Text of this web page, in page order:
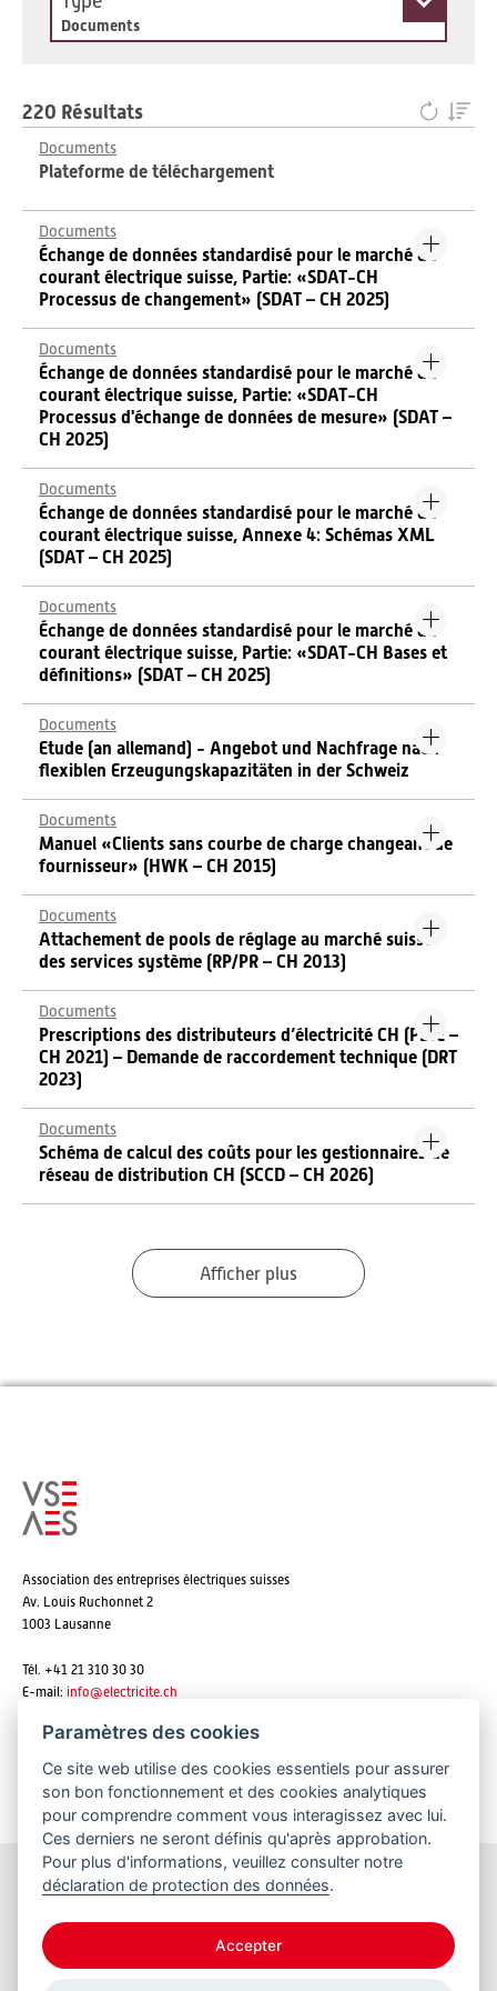
Documents
220 Résultats
Documents
Plateforme de téléchargement
Documents
Échange de données standardisé pour le marché du
courant électrique suisse, Partie: «SDAT-CH
Processus de changement» (SDAT – CH 2025)
Documents
Échange de données standardisé pour le marché du
courant électrique suisse, Partie: «SDAT-CH
Processus d'échange de données de mesure» (SDAT –
CH 2025)
Documents
Échange de données standardisé pour le marché du
courant électrique suisse, Annexe 4: Schémas XML
(SDAT – CH 2025)
Documents
Échange de données standardisé pour le marché du
courant électrique suisse, Partie: «SDAT-CH Bases et
définitions» (SDAT – CH 2025)
Documents
Etude (an allemand) - Angebot und Nachfrage nach
flexiblen Erzeugungskapazitäten in der Schweiz
Documents
Manuel «Clients sans courbe de charge changeant de
fournisseur» (HWK – CH 2015)
Documents
Attachement de pools de réglage au marché suisse
des services système (RP/PR – CH 2013)
Documents
Prescriptions des distributeurs d’électricité CH (PDIE –
CH 2021) – Demande de raccordement technique (DRT
2023)
Documents
Schéma de calcul des coûts pour les gestionnaires de
réseau de distribution CH (SCCD – CH 2026)
Afficher plus
Association des entreprises électriques suisses
Av. Louis Ruchonnet 2
1003 Lausanne
Tél. +41 21 310 30 30
E-mail: info@electricite.ch
S'abonner aux newsletters
Restez informés
Paramètres des cookies
Ce site web utilise des cookies essentiels pour assurer
son bon fonctionnement et des cookies analytiques
pour comprendre comment vous interagissez avec lui.
Ces derniers ne seront définis qu'après approbation.
Pour plus d'informations, veuillez consulter notre
déclaration de protection des données.
Accepter